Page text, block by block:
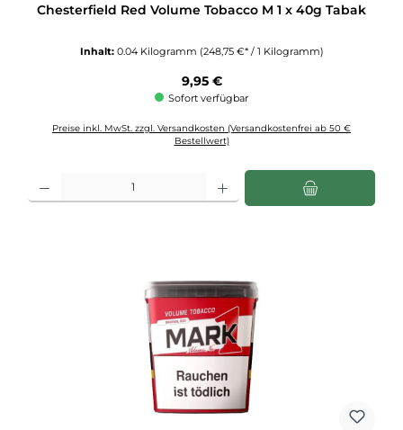
Chesterfield Red Volume Tobacco M 1 x 40g Tabak
Inhalt: 0.04 Kilogramm (248,75 €* / 1 Kilogramm)
Regulärer Preis:
9,95 €
Sofort verfügbar
Preise inkl. MwSt. zzgl. Versandkosten (Versandkostenfrei ab 50 €
Bestellwert)
Produkt Anzahl: Gib den gewünschten Wert ein oder benutze die Schaltflächen